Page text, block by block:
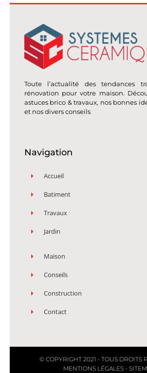
Toute l’actualité des tendances
rénovation pour votre maison.
astuces brico & travaux, nos bonnes
et nos divers conseils
Navigation
Accueil
Batiment
Travaux
Jardin
Maison
Conseils
Construction
Contact
© COPYRIGHT 2021 - TOUS DROITS
MENTIONS LÉGALES-